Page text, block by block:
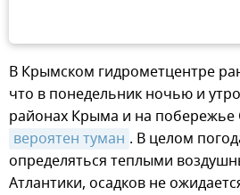
В Крымском гидрометцентре
что в понедельник ночью и
районах Крыма и на побережье
вероятен туман . В целом
определяться теплыми
Атлантики, осадков не